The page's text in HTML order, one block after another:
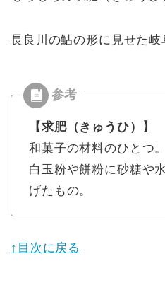
長良川の鮎の形に見せた岐
【求肥（きゅうひ）】
和菓子の材料のひとつ。
白玉粉や餅粉に砂糖や
げたもの。
↑目次に戻る